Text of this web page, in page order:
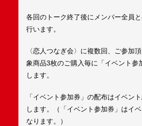
各回のトーク終了後にメンバー全員
行います。
〈恋人つなぎ会〉に複数回、ご参加
象商品3枚のご購入毎に「イベント参
します。
「イベント参加券」の配布はイベン
します。（「イベント参加券」はイ
なります。）